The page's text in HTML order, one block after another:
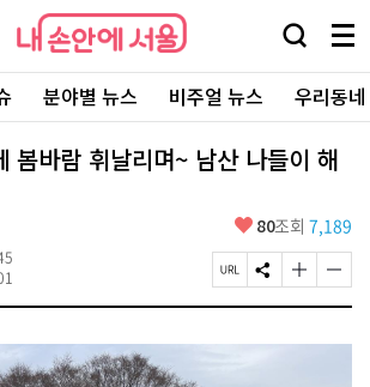
내
손
에
울
검
창
열
기
메
뉴
전
체
보
분야별 뉴스 비주얼 뉴스 우리동
봄바람 휘날리며~ 남산 나들이 해
좋
요
80조회 7,189
페
이
U
S
N
공
글
자
기
글
자
기